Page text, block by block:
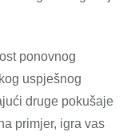
ponovnog
uspješnog
druge pokušaje
primjer, igra vas